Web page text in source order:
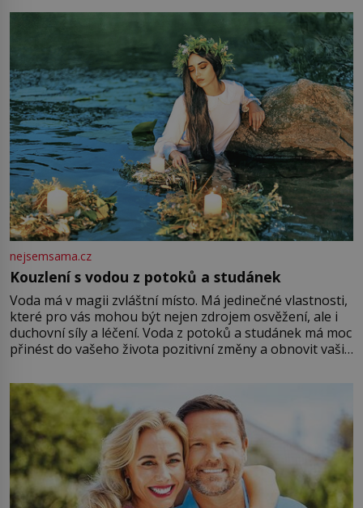
milostpaní. Stačí jenom na sukni,“ zhodnotí švadlena
množství růžového mušelínu. „Ošidili vás, podívejte.“
Vezme do ruky dřevěnou
nejsemsama.cz
Kouzlení s vodou z potoků a studánek
Voda má v magii zvláštní místo. Má jedinečné vlastnosti,
které pro vás mohou být nejen zdrojem osvěžení, ale i
duchovní síly a léčení. Voda z potoků a studánek má moc
přinést do vašeho života pozitivní změny a obnovit vaši
můžete obohatit své rituály a přinést do svého života
větší harmonii a klid. Je důležité